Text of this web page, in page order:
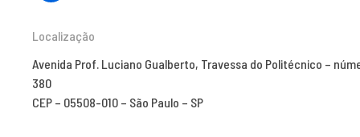
Localização
Avenida Prof. Luciano Gualberto, Travessa do Politécnico –
380
CEP – 05508-010 – São Paulo – SP